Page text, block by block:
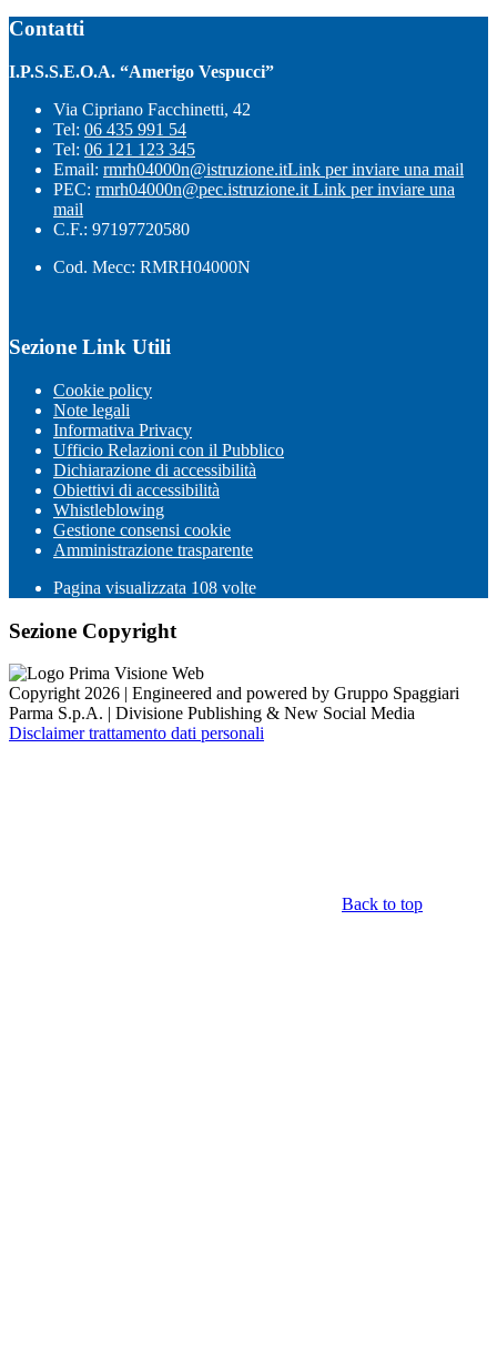
Contatti
I.P.S.S.E.O.A. “Amerigo Vespucci”
Via Cipriano Facchinetti, 42
Tel: 06 435 991 54
Tel: 06 121 123 345
Email: rmrh04000n@istruzione.itLink per inviare una mail
PEC: rmrh04000n@pec.istruzione.it Link per inviare una
mail
C.F.: 97197720580
Cod. Mecc: RMRH04000N
Sezione Link Utili
Cookie policy
Note legali
Informativa Privacy
Ufficio Relazioni con il Pubblico
Dichiarazione di accessibilità
Obiettivi di accessibilità
Whistleblowing
Gestione consensi cookie
Amministrazione trasparente
Pagina visualizzata 108 volte
Sezione Copyright
Copyright 2026 | Engineered and powered by Gruppo Spaggiari
Parma S.p.A. | Divisione Publishing & New Social Media
Disclaimer trattamento dati personali
Back to top